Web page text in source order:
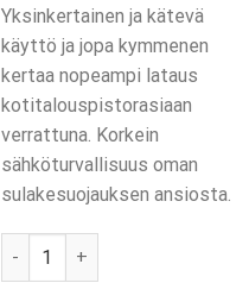
Yksinkertainen ja kätevä
käyttö ja jopa kymmenen
kertaa nopeampi lataus
kotitalouspistorasiaan
verrattuna. Korkein
sähköturvallisuus oman
sulakesuojauksen ansiosta.
Webasto Live 22kW tyypin 2